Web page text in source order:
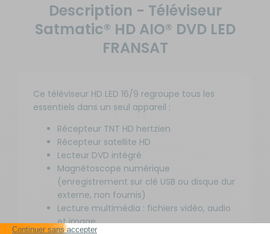
Description - Téléviseur
Satmatic® HD AIO® DVD LED
FRANSAT
Ce téléviseur HD LED 16/9 regroupe tous les
essentiels dans un seul appareil :
Récepteur TNT HD hertzien
Récepteur satellite HD
Lecteur DVD intégré
Magnétoscope numérique
(enregistrement sur clé USB ou disque dur
externe, non fournis)
Lecture multimédia : fichiers vidéo, audio
et image